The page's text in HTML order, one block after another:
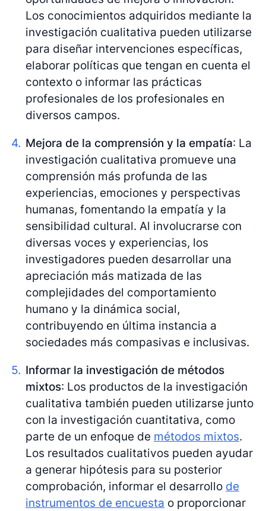
Los conocimientos adquiridos mediante la
investigación cualitativa pueden utilizarse
para diseñar intervenciones específicas,
elaborar políticas que tengan en cuenta el
contexto o informar las prácticas
profesionales de los profesionales en
diversos campos.
Mejora de la comprensión y la empatía: La
investigación cualitativa promueve una
comprensión más profunda de las
experiencias, emociones y perspectivas
humanas, fomentando la empatía y la
sensibilidad cultural. Al involucrarse con
diversas voces y experiencias, los
investigadores pueden desarrollar una
apreciación más matizada de las
complejidades del comportamiento
humano y la dinámica social,
contribuyendo en última instancia a
sociedades más compasivas e inclusivas.
Informar la investigación de métodos
mixtos: Los productos de la investigación
cualitativa también pueden utilizarse junto
con la investigación cuantitativa, como
parte de un enfoque de métodos mixtos.
Los resultados cualitativos pueden ayudar
a generar hipótesis para su posterior
comprobación, informar el desarrollo de
instrumentos de encuesta o proporcionar